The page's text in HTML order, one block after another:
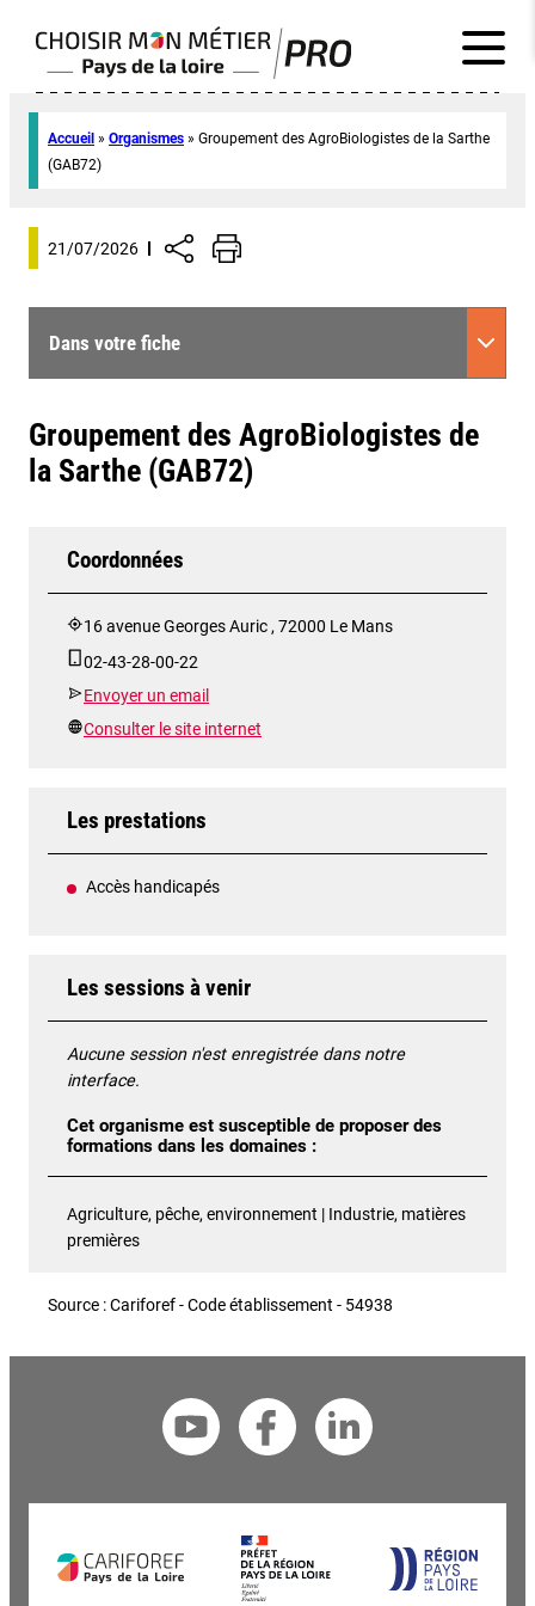
Accueil » Organismes » Groupement des AgroBiologistes de la Sarthe
(GAB72)
21/07/2026
Dans votre fiche
Groupement des AgroBiologistes de
la Sarthe (GAB72)
Coordonnées
16 avenue Georges Auric , 72000 Le Mans
02-43-28-00-22
Envoyer un email
Consulter le site internet
Les prestations
Accès handicapés
Les sessions à venir
Aucune session n'est enregistrée dans notre
interface.
Cet organisme est susceptible de proposer des
formations dans les domaines :
Agriculture, pêche, environnement | Industrie, matières
premières
Source : Cariforef - Code établissement - 54938